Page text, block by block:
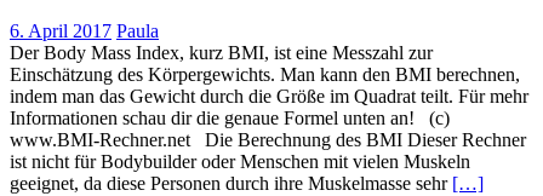
6. April 2017 Paula
Der Body Mass Index, kurz BMI, ist eine Messzahl zur
Einschätzung des Körpergewichts. Man kann den BMI berechnen,
indem man das Gewicht durch die Größe im Quadrat teilt. Für mehr
Informationen schau dir die genaue Formel unten an! (c)
www.BMI-Rechner.net Die Berechnung des BMI Dieser Rechner
ist nicht für Bodybuilder oder Menschen mit vielen Muskeln
geeignet, da diese Personen durch ihre Muskelmasse sehr […]